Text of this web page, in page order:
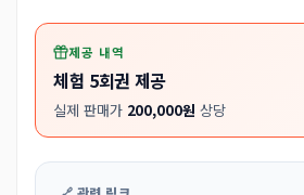
제공 내역
체험 5회권 제공
실제 판매가 200,000원 상당